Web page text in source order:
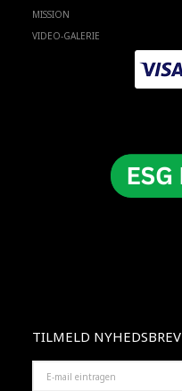
MISSION
VIDEO-GALERIE
TILMELD NYHEDSBREV
MAIL